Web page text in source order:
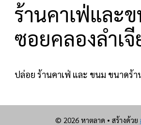
ร้านคาเฟ่และ
ซอยคลองลำเ
ปล่อย ร้านคาเฟ่ และ ขนม ขนาดร้า
© 2026 หาตลาด • สร้างด้วย